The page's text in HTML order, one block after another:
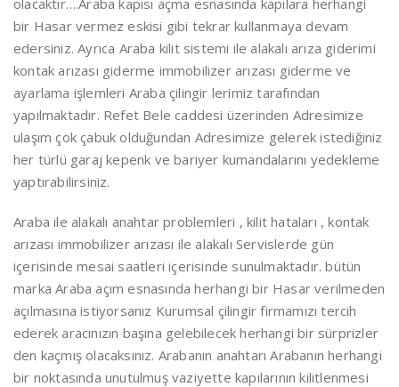
olacaktır….Araba kapısı açma esnasında kapılara herhangi
bir Hasar vermez eskisi gibi tekrar kullanmaya devam
edersiniz. Ayrıca Araba kilit sistemi ile alakalı arıza giderimi
kontak arızası giderme immobilizer arızası giderme ve
ayarlama işlemleri Araba çilingir lerimiz tarafından
yapılmaktadır. Refet Bele caddesi üzerinden Adresimize
ulaşım çok çabuk olduğundan Adresimize gelerek istediğiniz
her türlü garaj kepenk ve bariyer kumandalarını yedekleme
yaptırabilirsiniz.
Araba ile alakalı anahtar problemleri , kilit hataları , kontak
arızası immobilizer arızası ile alakalı Servislerde gün
içerisinde mesai saatleri içerisinde sunulmaktadır. bütün
marka Araba açım esnasında herhangi bir Hasar verilmeden
açılmasına istiyorsanız Kurumsal çilingir firmamızı tercih
ederek aracınızın başına gelebilecek herhangi bir sürprizler
den kaçmış olacaksınız. Arabanın anahtarı Arabanın herhangi
bir noktasında unutulmuş vaziyette kapılarının kilitlenmesi